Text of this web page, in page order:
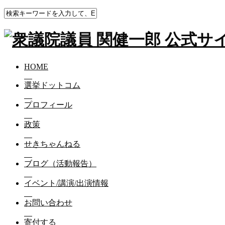
HOME
選挙ドットコム
プロフィール
政策
せきちゃんねる
ブログ（活動報告）
イベント/講演/出演情報
お問い合わせ
寄付する
HOME
胡蝶蘭全国一位の生産地は
胡蝶蘭全国一位の生産地は❓
2024-01-25
胡蝶蘭全国一位の生産地は❓
豊橋です🥇
僕は同世代で尊敬する人間が何人もいますが、
その一人の胡蝶蘭生産者の尾崎 幹憲さん。
僕が今まで対峙させてもらった
優秀な経営者共通の思考回路をこの人は持っています。